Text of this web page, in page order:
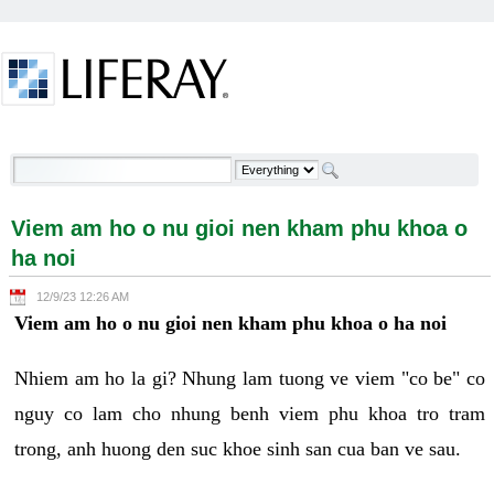
Viem am ho o nu gioi nen kham phu khoa o ha noi -
Viem am ho o nu gioi nen kham phu khoa o
ha noi
12/9/23 12:26 AM
Viem am ho o nu gioi nen kham phu khoa o ha noi
Nhiem am ho la gi? Nhung lam tuong ve viem "co be" co
nguy co lam cho nhung benh viem phu khoa tro tram
trong, anh huong den suc khoe sinh san cua ban ve sau.